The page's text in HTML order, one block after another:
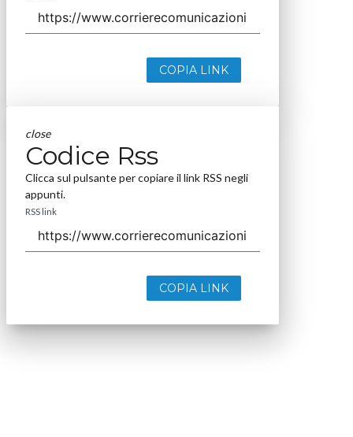
COPIA LINK
close
Codice Rss
Clicca sul pulsante per copiare il link RSS negli
appunti.
RSS link
COPIA LINK